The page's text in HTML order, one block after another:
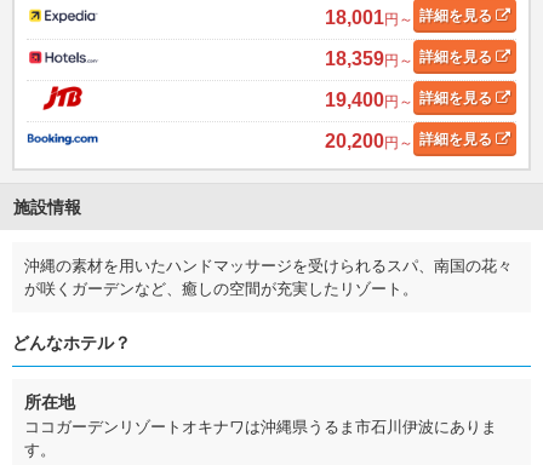
18,001円～ 詳細を見る
18,359円～ 詳細を見る
19,400円～ 詳細を見る
20,200円～ 詳細を見る
施設情報
沖縄の素材を用いたハンドマッサージを受けられるスパ、南国の花々
が咲くガーデンなど、癒しの空間が充実したリゾート。
どんなホテル？
所在地
ココガーデンリゾートオキナワは沖縄県うるま市石川伊波にありま
す。